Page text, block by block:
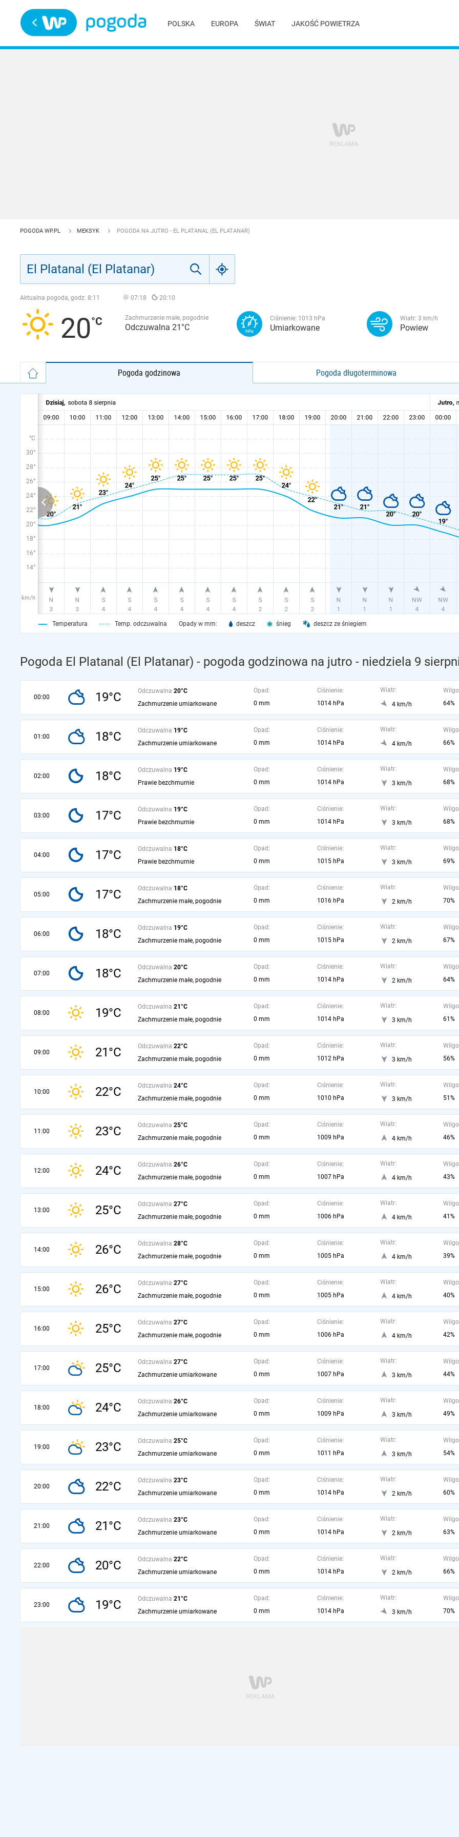
POLSKA EUROPA ŚWIAT JAKOŚĆ POWIETRZA
POGODA WP.PL MEKSYK POGODA NA JUTRO - EL PLATANAL (EL PLATANAR)
Aktualna pogoda, godz. 8:11 07:18 20:10
20 Zachmurzenie małe, pogodnie
Odczuwalna 21°C
Ciśnienie: 1013 hPa
Umiarkowane
Wiatr: 3 km/h
Powiew
Pogoda godzinowa Pogoda długoterminowa
°C
30°
28°
26°
24°
22°
20°
18°
16°
14°
km/h
Temperatura Temp. odczuwalna Opady w mm: deszcz śnieg deszcz ze śniegiem
Pogoda El Platanal (El Platanar) - pogoda godzinowa na jutro - niedziela 9
00:00 19°C Odczuwalna 20°C
Zachmurzenie umiarkowane
Opad:
0 mm
Ciśnienie:
1014 hPa
Wiatr:
4 km/h
64%
01:00 18°C Odczuwalna 19°C
Zachmurzenie umiarkowane
Opad:
0 mm
Ciśnienie:
1014 hPa
Wiatr:
4 km/h
66%
02:00 18°C Odczuwalna 19°C
Prawie bezchmurnie
Opad:
0 mm
Ciśnienie:
1014 hPa
Wiatr:
3 km/h
68%
03:00 17°C Odczuwalna 19°C
Prawie bezchmurnie
Opad:
0 mm
Ciśnienie:
1014 hPa
Wiatr:
3 km/h
68%
04:00 17°C Odczuwalna 18°C
Prawie bezchmurnie
Opad:
0 mm
Ciśnienie:
1015 hPa
Wiatr:
3 km/h
69%
05:00 17°C Odczuwalna 18°C
Zachmurzenie małe, pogodnie
Opad:
0 mm
Ciśnienie:
1016 hPa
Wiatr:
2 km/h
70%
06:00 18°C Odczuwalna 19°C
Zachmurzenie małe, pogodnie
Opad:
0 mm
Ciśnienie:
1015 hPa
Wiatr:
2 km/h
67%
07:00 18°C Odczuwalna 20°C
Zachmurzenie małe, pogodnie
Opad:
0 mm
Ciśnienie:
1014 hPa
Wiatr:
2 km/h
64%
08:00 19°C Odczuwalna 21°C
Zachmurzenie małe, pogodnie
Opad:
0 mm
Ciśnienie:
1014 hPa
Wiatr:
3 km/h
61%
09:00 21°C Odczuwalna 22°C
Zachmurzenie małe, pogodnie
Opad:
0 mm
Ciśnienie:
1012 hPa
Wiatr:
3 km/h
56%
10:00 22°C Odczuwalna 24°C
Zachmurzenie małe, pogodnie
Opad:
0 mm
Ciśnienie:
1010 hPa
Wiatr:
3 km/h
51%
11:00 23°C Odczuwalna 25°C
Zachmurzenie małe, pogodnie
Opad:
0 mm
Ciśnienie:
1009 hPa
Wiatr:
4 km/h
46%
12:00 24°C Odczuwalna 26°C
Zachmurzenie małe, pogodnie
Opad:
0 mm
Ciśnienie:
1007 hPa
Wiatr:
4 km/h
43%
13:00 25°C Odczuwalna 27°C
Zachmurzenie małe, pogodnie
Opad:
0 mm
Ciśnienie:
1006 hPa
Wiatr:
4 km/h
41%
14:00 26°C Odczuwalna 28°C
Zachmurzenie małe, pogodnie
Opad:
0 mm
Ciśnienie:
1005 hPa
Wiatr:
4 km/h
39%
15:00 26°C Odczuwalna 27°C
Zachmurzenie małe, pogodnie
Opad:
0 mm
Ciśnienie:
1005 hPa
Wiatr:
4 km/h
40%
16:00 25°C Odczuwalna 27°C
Zachmurzenie małe, pogodnie
Opad:
0 mm
Ciśnienie:
1006 hPa
Wiatr:
4 km/h
42%
17:00 25°C Odczuwalna 27°C
Zachmurzenie umiarkowane
Opad:
0 mm
Ciśnienie:
1007 hPa
Wiatr:
3 km/h
44%
18:00 24°C Odczuwalna 26°C
Zachmurzenie umiarkowane
Opad:
0 mm
Ciśnienie:
1009 hPa
Wiatr:
3 km/h
49%
19:00 23°C Odczuwalna 25°C
Zachmurzenie umiarkowane
Opad:
0 mm
Ciśnienie:
1011 hPa
Wiatr:
3 km/h
54%
20:00 22°C Odczuwalna 23°C
Zachmurzenie umiarkowane
Opad:
0 mm
Ciśnienie:
1014 hPa
Wiatr:
2 km/h
60%
21:00 21°C Odczuwalna 23°C
Zachmurzenie umiarkowane
Opad:
0 mm
Ciśnienie:
1014 hPa
Wiatr:
2 km/h
63%
22:00 20°C Odczuwalna 22°C
Zachmurzenie umiarkowane
Opad:
0 mm
Ciśnienie:
1014 hPa
Wiatr:
2 km/h
66%
23:00 19°C Odczuwalna 21°C
Zachmurzenie umiarkowane
Opad:
0 mm
Ciśnienie:
1014 hPa
Wiatr:
3 km/h
70%